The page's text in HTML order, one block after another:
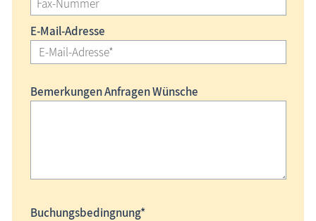
E-Mail-Adresse
Bemerkungen Anfragen Wünsche
Buchungsbedingnung*